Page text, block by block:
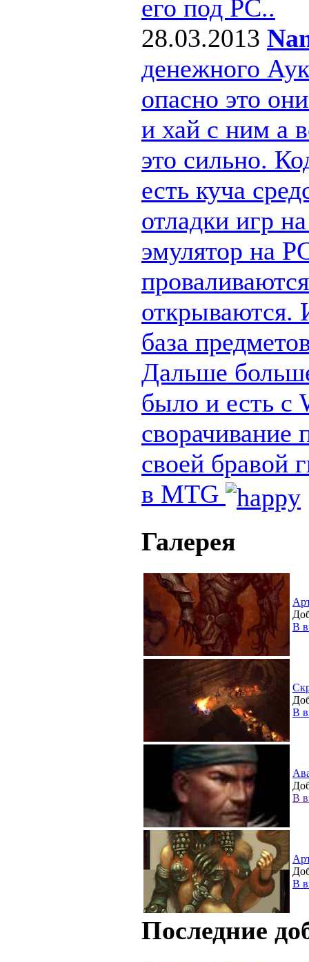
его под РС..
28.03.2013
денежного
опасно это
и хай с ним а
это сильно.
есть куча
отладки игр
эмулятор на
открываются.
база
Дальше
было и есть с
сворачивание
своей бравой
в MTG
Галерея
В
В
В
В
Последние